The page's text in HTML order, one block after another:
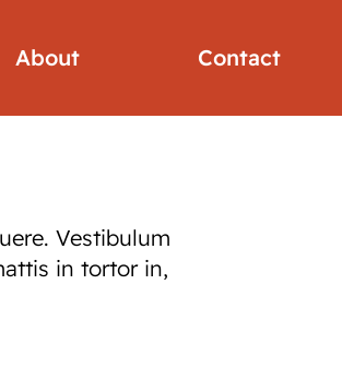
About Contact
Vestibulum
in tortor in,